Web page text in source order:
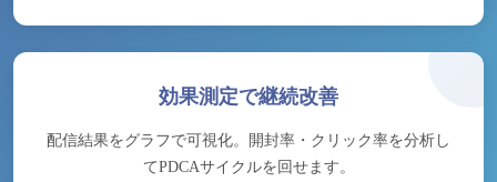
効果測定で継続改善
配信結果をグラフで可視化。開封率・クリック率を分析し
てPDCAサイクルを回せます。